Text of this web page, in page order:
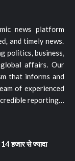
news platform
and timely news.
politics, business,
affairs. Our
that informs and
of experienced
reporting…
हजार से ज्यादा